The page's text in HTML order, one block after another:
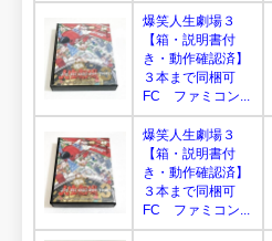
爆笑人生劇場３
【箱・説明書付
き・動作確認済】
３本まで同梱可
FC ファミコン...
爆笑人生劇場３
【箱・説明書付
き・動作確認済】
３本まで同梱可
FC ファミコン...